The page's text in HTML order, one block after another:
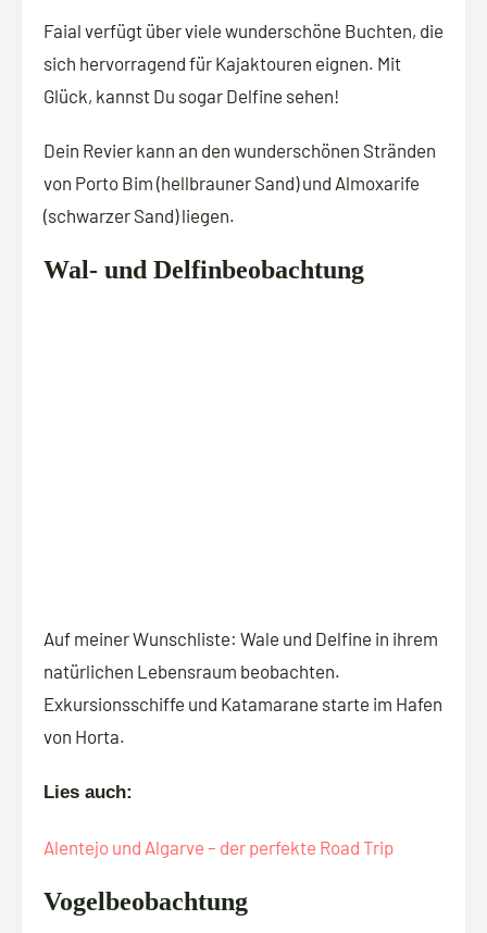
Faial verfügt über viele wunderschöne Buchten, die
sich hervorragend für Kajaktouren eignen. Mit
Glück, kannst Du sogar Delfine sehen!
Dein Revier kann an den wunderschönen Stränden
von Porto Bim (hellbrauner Sand) und Almoxarife
(schwarzer Sand) liegen.
Wal- und Delfinbeobachtung
Auf meiner Wunschliste: Wale und Delfine in ihrem
natürlichen Lebensraum beobachten.
Exkursionsschiffe und Katamarane starte im Hafen
von Horta.
Lies auch:
Alentejo und Algarve – der perfekte Road Trip
Vogelbeobachtung